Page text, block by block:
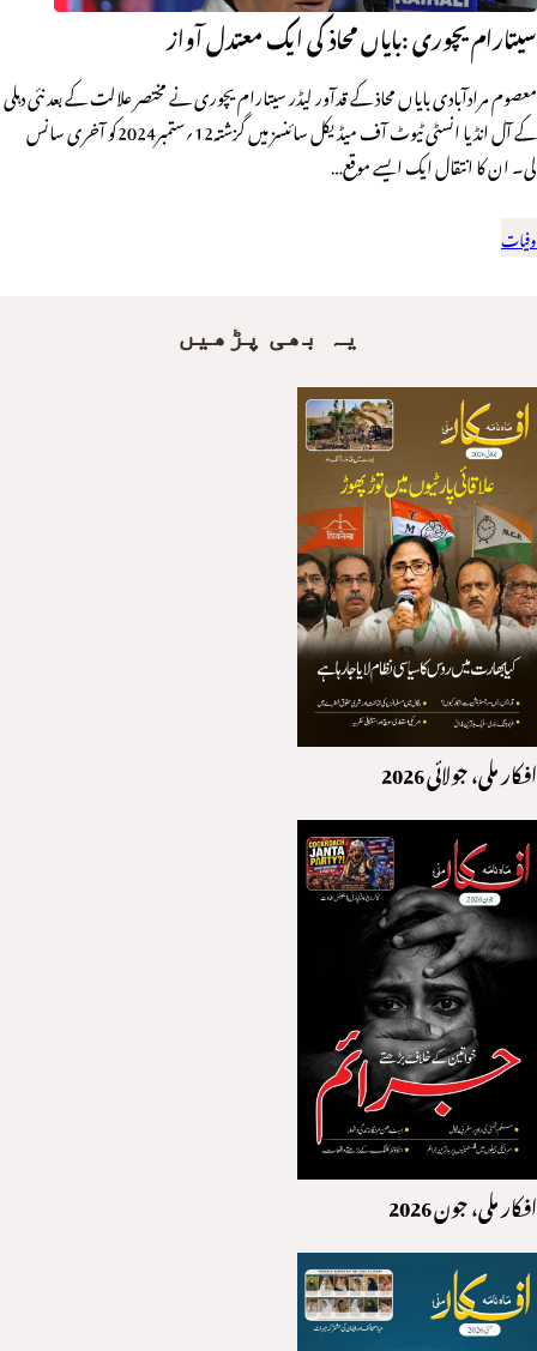
سیتارام یچوری :بایاں محاذ کی ایک معتدل آواز
معصوم مرادآبادی بایاں محاذ کے قدآور لیڈر سیتارام یچوری نے مختصر علالت کے بعد نئی دہلی
کے آل انڈیا انسٹی ٹیوٹ آف میڈیکل سائنسز میں گزشتہ12؍ستمبر2024کو آخری سانس
لی۔ ان کا انتقال ایک ایسے موقع…
وفیات
یہ بھی پڑھیں
افکار ملی، جولائی 2026
افکار ملی، جون 2026